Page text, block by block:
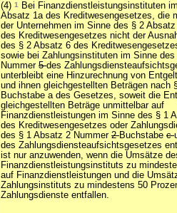
(4) 1
Bei Finanzdienstleistungsinstituten
Absatz 1a des Kreditwesengesetzes, die
der Unternehmen im Sinne des § 2
des Kreditwesengesetzes nicht der
des § 2 Absatz 6 des
sowie bei Zahlungsinstituten im Sinne
Nummer 5des
unterbleibt eine Hinzurechnung von
und ihnen gleichgestellten Beträgen nach
Buchstabe a des Gesetzes, soweit die
gleichgestellten Beträge unmittelbar auf
Finanzdienstleistungen im Sinne des § 1
des Kreditwesengesetzes oder
des § 1 Absatz 2 Nummer 2Buchstabe c
des Zahlungsdiensteaufsichtsgesetzes
ist nur anzuwenden, wenn die Umsätze
Finanzdienstleistungsinstituts zu
auf Finanzdienstleistungen und die
Zahlungsinstituts zu mindestens 50
Zahlungsdienste entfallen.